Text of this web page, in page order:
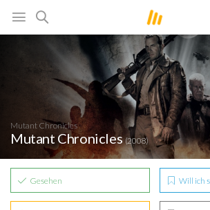
Mutant Chronicles
Mutant Chronicles(2008)
Gesehen Will ich